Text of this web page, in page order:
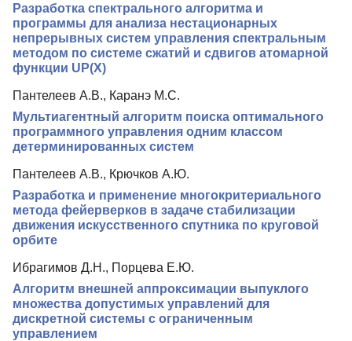
Разработка спектрального алгоритма и
программы для анализа нестационарных
непрерывных систем управления спектральным
методом по системе сжатий и сдвигов атомарной
функции UP(X)
Пантелеев А.В., Каранэ М.С.
Мультиагентный алгоритм поиска оптимального
программного управления одним классом
детерминированных систем
Пантелеев А.В., Крючков А.Ю.
Разработка и применение многокритериального
метода фейерверков в задаче стабилизации
движения искусственного спутника по круговой
орбите
Ибрагимов Д.Н., Порцева Е.Ю.
Алгоритм внешней аппроксимации выпуклого
множества допустимых управлений для
дискретной системы с ограниченным
управлением